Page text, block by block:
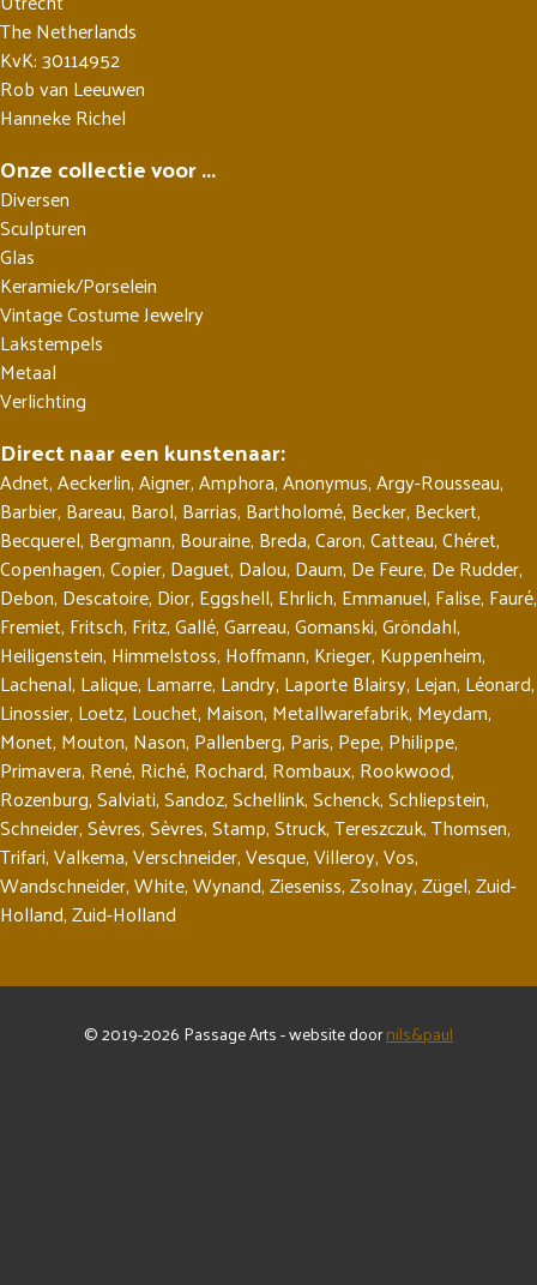
The Netherlands
KvK: 30114952
Rob van Leeuwen
Hanneke Richel
Onze collectie voor ...
Diversen
Sculpturen
Glas
Keramiek/Porselein
Vintage Costume Jewelry
Lakstempels
Metaal
Verlichting
Direct naar een kunstenaar:
Adnet,Aeckerlin,Aigner,Amphora,Anonymus,Argy-Rousseau,
Barbier, Bareau, Barol, Barrias, Bartholomé, Becker, Beckert,
Becquerel, Bergmann, Bouraine, Breda,Caron,Catteau,Chéret,
Copenhagen,Copier, Daguet, Dalou, Daum, De Feure, De Rudder,
Debon, Descatoire, Dior, Eggshell, Ehrlich, Emmanuel, Falise, Fauré,
Fremiet, Fritsch, Fritz,Gallé,Garreau,Gomanski,Gröndahl,
Heiligenstein, Himmelstoss, Hoffmann, Krieger, Kuppenheim,
Lachenal, Lalique, Lamarre, Landry, Laporte Blairsy, Lejan, Léonard,
Linossier, Loetz, Louchet, Maison, Metallwarefabrik, Meydam,
Monet, Mouton, Nason, Pallenberg, Paris, Pepe, Philippe,
Primavera, René, Riché, Rochard, Rombaux, Rookwood,
Rozenburg,Salviati,Sandoz,Schellink,Schenck,Schliepstein,
Schneider,Sèvres,Sèvres,Stamp,Struck,Tereszczuk,Thomsen,
Trifari,Valkema,Verschneider,Vesque,Villeroy,Vos,
Wandschneider,White,Wynand,Zieseniss,Zsolnay,Zügel,Zuid-
Holland,Zuid-Holland
© 2019-2026 Passage Arts - website doornils&paul